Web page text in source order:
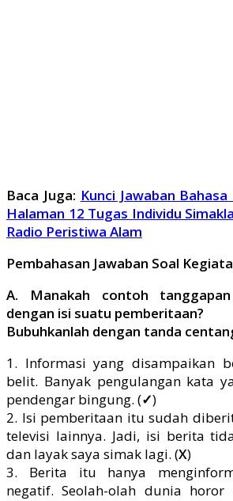
Baca Juga: Kunci Jawaban
Halaman 12 Tugas Individu
Radio Peristiwa Alam
Pembahasan Jawaban Soal
A. Manakah contoh
dengan isi suatu pemberitaan?
Bubuhkanlah dengan tanda
1. Informasi yang disampaikan
belit. Banyak pengulangan kata
pendengar bingung. (✓)
2. Isi pemberitaan itu sudah
televisi lainnya. Jadi, isi berita
dan layak saya simak lagi. (X)
3. Berita itu hanya
negatif. Seolah-olah dunia horor